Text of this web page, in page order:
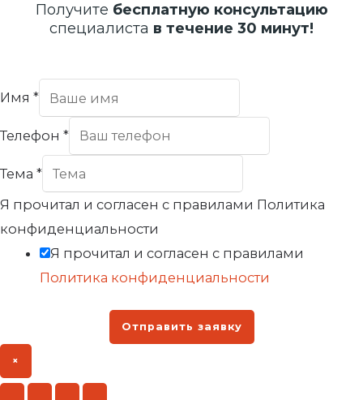
Получите бесплатную консультацию
специалиста в течение 30 минут!
Имя *
Телефон *
Тема *
Я прочитал и согласен с правилами Политика
конфиденциальности
Я прочитал и согласен с правилами
Политика конфиденциальности
Отправить заявку
×